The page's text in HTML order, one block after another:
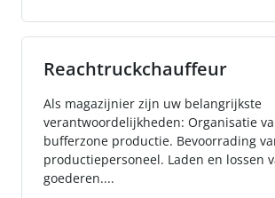
Reachtruckchauffeur
Als magazijnier zijn uw belangrijkste
verantwoordelijkheden: Organisatie
bufferzone productie. Bevoorrading
productiepersoneel. Laden en lossen
goederen....